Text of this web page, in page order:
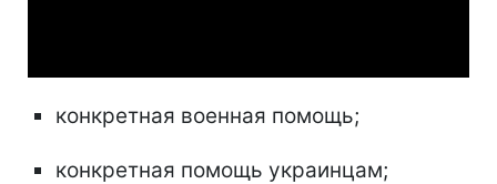
конкретная военная помощь;
конкретная помощь украинцам;